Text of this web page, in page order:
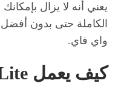
يعني أنه لا يزال
الكاملة حتى بدون
واي فاي.
كيف يعمل Facebook Lite ؟